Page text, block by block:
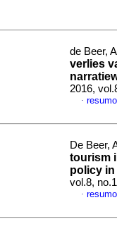
de Beer,
verlies
2016,
·
De Beer,
tourism
policy in
vol.8,
·